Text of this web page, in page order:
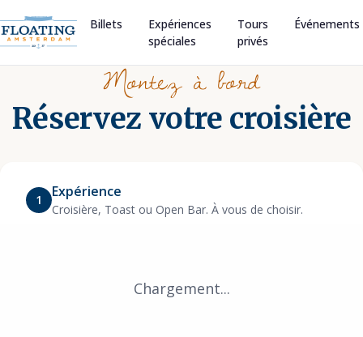
Billets
Expériences
spéciales
Tours
privés
Événements
Montez à bord
Réservez votre croisière
1 Expérience
Croisière, Toast ou Open Bar. À vous de choisir.
Chargement...